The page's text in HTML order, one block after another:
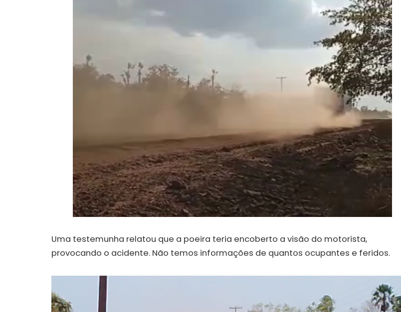
Uma testemunha relatou que a poeira teria encoberto a visão do motorista,
provocando o acidente. Não temos informações de quantos ocupantes e feridos.